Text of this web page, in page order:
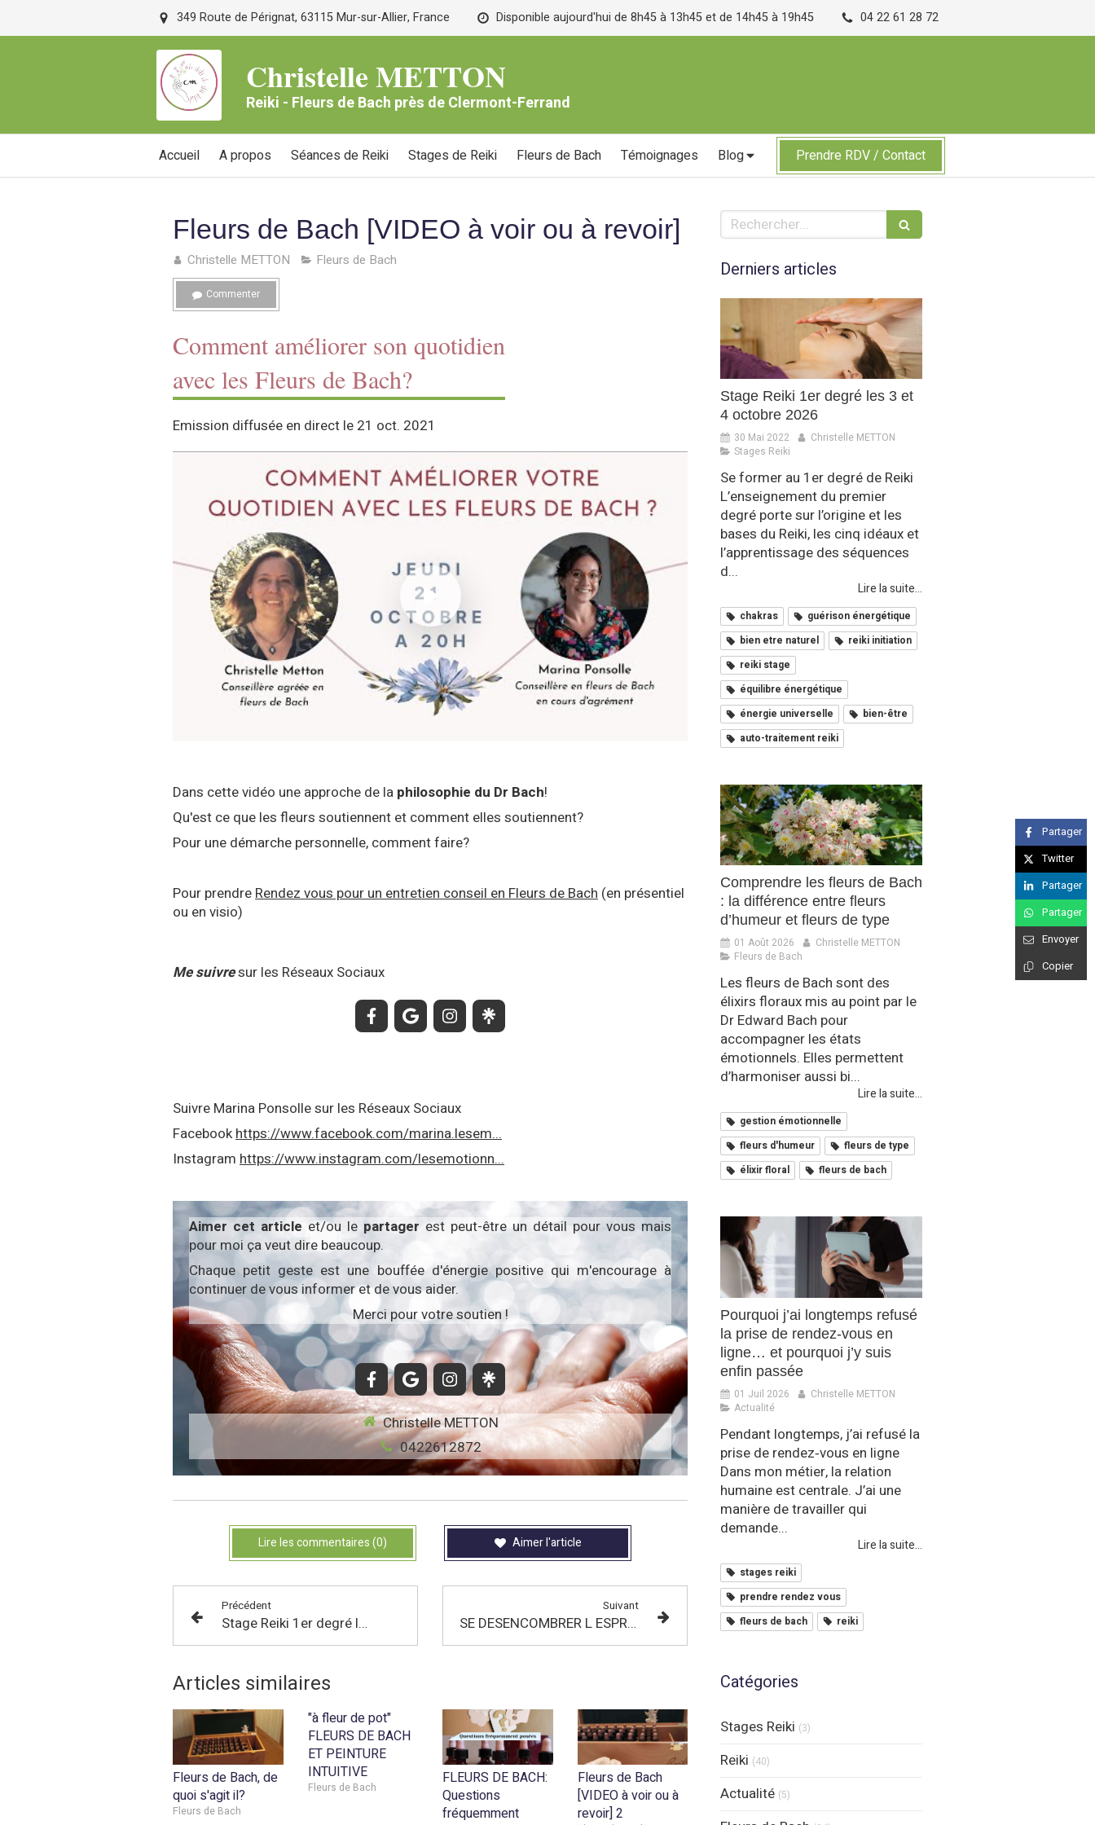
349 Route de Pérignat, 63115 Mur-sur-Allier, France Disponible aujourd'hui de 8h45 à 13h45 et de 14h45 à 19h45 04 22 61 28 72
Christelle METTON
Reiki - Fleurs de Bach près de Clermont-Ferrand
Accueil A propos Séances de Reiki Stages de Reiki Fleurs de Bach Témoignages Blog Prendre RDV / Contact
Fleurs de Bach [VIDEO à voir ou à revoir]
Christelle METTON Fleurs de Bach
Commenter
Comment améliorer son quotidien
avec les Fleurs de Bach?
Emission diffusée en direct le 21 oct. 2021
Dans cette vidéo une approche de la philosophie du Dr Bach!
Qu'est ce que les fleurs soutiennent et comment elles soutiennent?
Pour une démarche personnelle, comment faire?
Pour prendre Rendez vous pour un entretien conseil en Fleurs de Bach (en présentiel
ou en visio)
Me suivresur les Réseaux Sociaux
Suivre Marina Ponsolle sur les Réseaux Sociaux
Facebookhttps://www.facebook.com/marina.lesem...
Instagram https://www.instagram.com/lesemotionn...
Aimer cet article et/ou le partager est peut-être un détail pour vous mais
pour moi ça veut dire beaucoup.
Chaque petit geste est une bouffée d'énergie positive qui m'encourage à
continuer de vous informer et de vous aider.
Merci pour votre soutien !
Christelle METTON
0422612872
Lire les commentaires (0) Aimer l'article
Précédent
Stage Reiki 1er degré les 3 et 4 octobre 2026
Suivant
SE DESENCOMBRER L ESPRIT
Articles similaires
Fleurs de Bach, de
quoi s'agit il?
Fleurs de Bach
"à fleur de pot"
FLEURS DE BACH
ET PEINTURE
INTUITIVE
Fleurs de Bach
FLEURS DE BACH:
Questions
fréquemment
Fleurs de Bach
[VIDEO à voir ou à
revoir] 2
Partager
Twitter
Partager
Partager
Envoyer
Copier
Rechercher
Derniers articles
Stage Reiki 1er degré les 3 et
4 octobre 2026
30 Mai 2022
Christelle METTON
Stages Reiki
Se former au 1er degré de Reiki
L’enseignement du premier
degré porte sur l’origine et les
bases du Reiki, les cinq idéaux et
l’apprentissage des séquences
d...
Lire la suite...
chakras
guérison énergétique
bien etre naturel
reiki initiation
reiki stage
équilibre énergétique
énergie universelle
bien-être
auto-traitement reiki
Comprendre les fleurs de Bach
: la différence entre fleurs
d’humeur et fleurs de type
01 Août 2026
Christelle METTON
Fleurs de Bach
Les fleurs de Bach sont des
élixirs floraux mis au point par le
Dr Edward Bach pour
accompagner les états
émotionnels. Elles permettent
d’harmoniser aussi bi...
Lire la suite...
gestion émotionnelle
fleurs d'humeur
fleurs de type
élixir floral
fleurs de bach
Pourquoi j’ai longtemps refusé
la prise de rendez‑vous en
ligne… et pourquoi j’y suis
enfin passée
01 Juil 2026
Christelle METTON
Actualité
Pendant longtemps, j’ai refusé la
prise de rendez‑vous en ligne
Dans mon métier, la relation
humaine est centrale. J’ai une
manière de travailler qui
demande...
Lire la suite...
stages reiki
prendre rendez vous
fleurs de bach
reiki
Catégories
Stages Reiki (3)
Reiki (40)
Actualité (5)